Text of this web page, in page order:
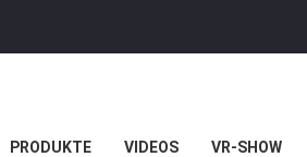
PRODUKTE VIDEOS VR-SHOW